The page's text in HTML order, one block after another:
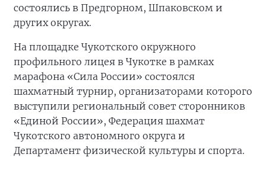
состоялись в Предгорном, Шпаковском и
других округах.
На площадке Чукотского окружного
профильного лицея в Чукотке в рамках
марафона «Сила России» состоялся
шахматный турнир, организаторами которого
выступили региональный совет сторонников
«Единой России», Федерация шахмат
Чукотского автономного округа и
Департамент физической культуры и спорта.